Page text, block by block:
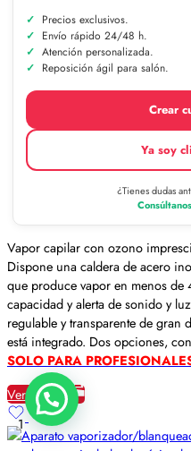
Precios exclusivos.
Envío rápido 24/48 h.
Atención personalizada.
Reposición ágil para salón.
Crear
Ya soy
¿Tienes dudas
Vapor capilar con ozono
Dispone una caldera de acero
que produce vapor en menos de
capacidad y alerta de sonido y
regulable y transparente de gran
está integrado. Dos opciones,
SOLO PARA
Ver detalles
1